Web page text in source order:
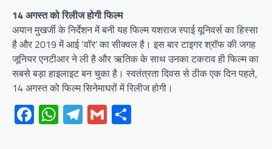
14 अगस्त को रिलीज होगी फिल्म
अयान मुखर्जी के निर्देशन में बनी यह फिल्म यशराज स्पाई यूनिवर्स का हिस्सा
है और 2019 में आई ‘वॉर’ का सीक्वल है। इस बार टाइगर श्रॉफ की जगह
जूनियर एनटीआर ने ली है और ऋतिक के साथ उनका टकराव ही फिल्म का
सबसे बड़ा हाइलाइट बन चुका है। स्वतंत्रता दिवस से ठीक एक दिन पहले,
14 अगस्त को फिल्म सिनेमाघरों में रिलीज होगी।
Facebook
WhatsApp
Telegram
Gmail